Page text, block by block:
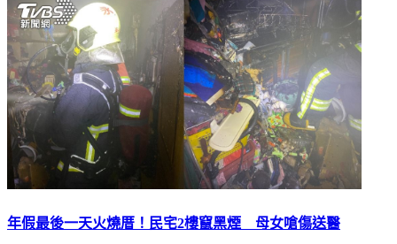
年假最後一天火燒厝！民宅2樓竄黑煙 母女嗆傷送醫